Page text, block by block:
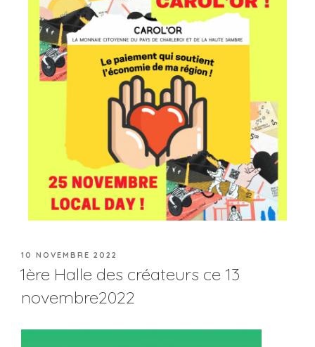
10 NOVEMBRE 2022
1ère Halle des créateurs ce 13
novembre2022